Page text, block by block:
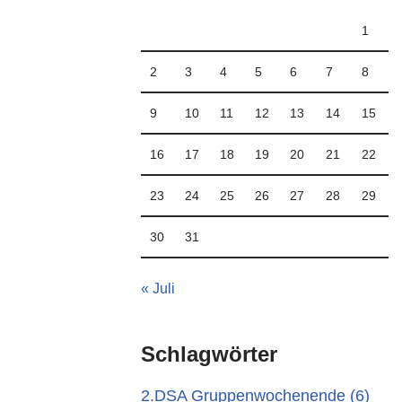
1
2 3 4 5 6 7 8
9 10 11 12 13 14 15
16 17 18 19 20 21 22
23 24 25 26 27 28 29
30 31
« Juli
Schlagwörter
2.DSA Gruppenwochenende (6)